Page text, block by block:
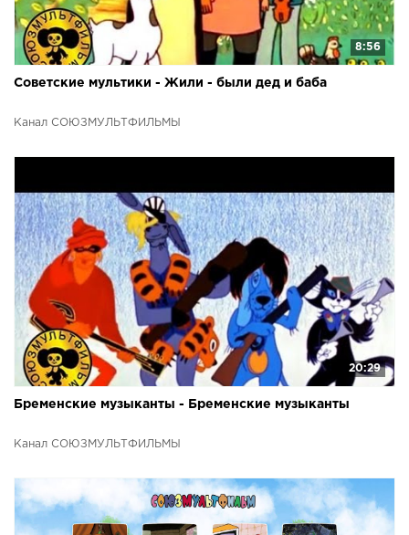
8:56
Советские мультики - Жили - были дед и баба
Канал СОЮЗМУЛЬТФИЛЬМЫ
20:29
Бременские музыканты - Бременские музыканты
Канал СОЮЗМУЛЬТФИЛЬМЫ